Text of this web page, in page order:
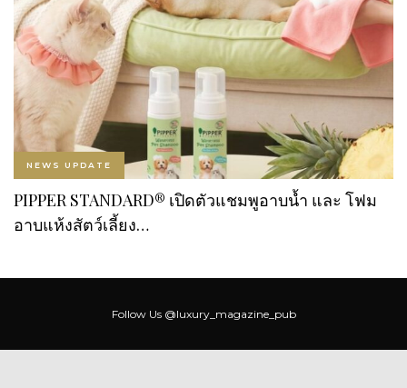
NEWS UPDATE
PIPPER STANDARD® เปิดตัวแชมพูอาบน้ำ และ โฟม
อาบแห้งสัตว์เลี้ยง…
Follow Us @luxury_magazine_pub